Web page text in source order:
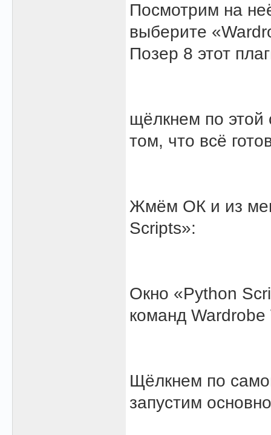
Посмотрим на
выберите
Позер 8 этот
щёлкнем по этой
том, что всё
Жмём ОК и из
Scripts»:
Окно «Python
команд Wardrobe
Щёлкнем по
запустим